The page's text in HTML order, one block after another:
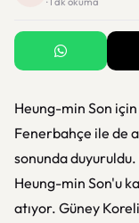
Heung-min Son
Fenerbahçe ile de
sonunda duyuruldu.
Heung-min Son'u
atıyor. Güney